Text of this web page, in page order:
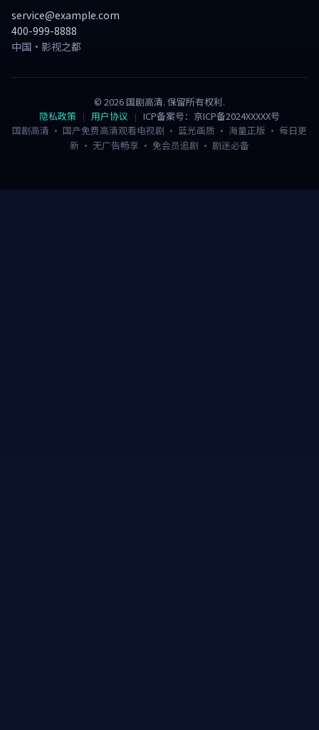
service@example.com
400-999-8888
中国·影视之都
© 2026国剧高清. 保留所有权利.
隐私政策
用户协议
ICP备案号：京ICP备2024XXXXX号
国剧高清 · 国产免费高清观看电视剧 · 蓝光画质 · 海量正版 · 每日更
新 · 无广告畅享 · 免会员追剧 · 剧迷必备